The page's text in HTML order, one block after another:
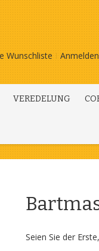
Wunschliste Anmelden
VEREDELUNG
Seien Sie der